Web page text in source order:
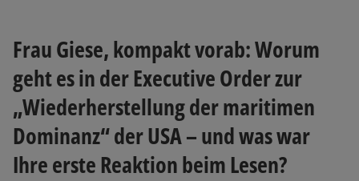
r
n
e
u
n
R
e
n
e
n
e
Frau Giese, kompakt vorab: Worum
geht es in der Executive Order zur
„Wiederherstellung der maritimen
Dominanz“ der USA – und was war
Ihre erste Reaktion beim Lesen?